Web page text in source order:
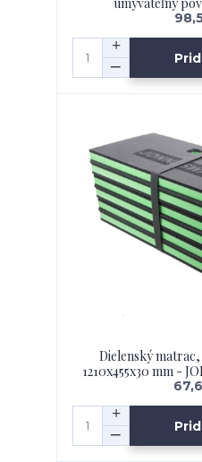
Dielenský
1210x455x30 mm -